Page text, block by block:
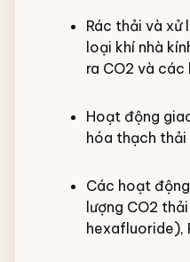
Rác thải và
loại khí nhà
ra CO2 và các
Hoạt động
hóa thạch thải
Các hoạt
lượng CO2
hexafluoride),